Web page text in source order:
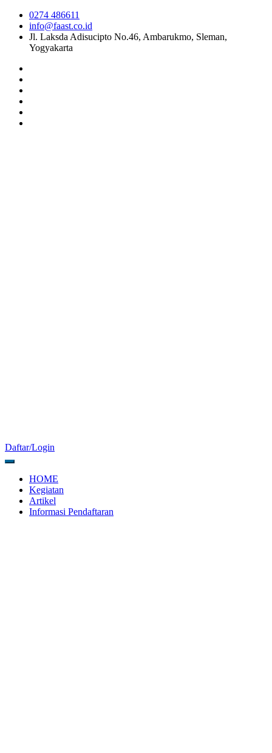
0274 486611
info@faast.co.id
Jl. Laksda Adisucipto No.46, Ambarukmo, Sleman,
Yogyakarta
Daftar/Login
HOME
Kegiatan
Artikel
Informasi Pendaftaran